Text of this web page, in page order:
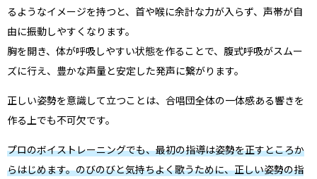
るようなイメージを持つと、首や喉に余計な力が入らず、声帯が自
由に振動しやすくなります。
胸を開き、体が呼吸しやすい状態を作ることで、腹式呼吸がスムー
ズに行え、豊かな声量と安定した発声に繋がります。
正しい姿勢を意識して立つことは、合唱団全体の一体感ある響きを
作る上でも不可欠です。
プロのボイストレーニングでも、最初の指導は姿勢を正すところか
らはじめます。のびのびと気持ちよく歌うために、正しい姿勢の指